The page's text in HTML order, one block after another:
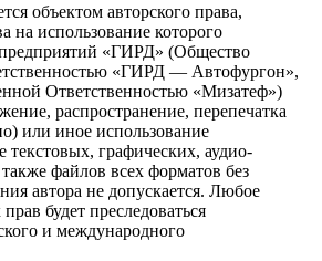
объектом авторского права,
на использование которого
«ГИРД» (Общество
«ГИРД — Автофургон»,
Ответственностью «Мизатеф»)
распространение, перепечатка
или иное использование
текстовых, графических, аудио-
файлов всех форматов без
автора не допускается. Любое
будет преследоваться
и международного